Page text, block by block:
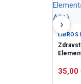
LIBROS
35,00
›